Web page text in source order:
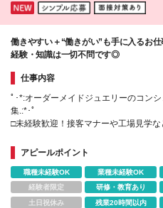
州】 ◆福岡県／
⇒https://
展開中】⇒https://
【LOULOU
⇒https://
働きやすい＋“働きがい”も手に入るお仕
経験・知識は一切不問です◎
仕事内容
ﾟ･*:オーダーメイドジュエリーのコン
集.:*･ﾟ
□未経験歓迎！接客マナーや工場見学な
□百貨店割引有！百貨店の社員食堂・休
アピールポイント
職種未経験OK 業種未経験OK
経験者限定
研修・教育あり
土日祝休み
残業20時間以内